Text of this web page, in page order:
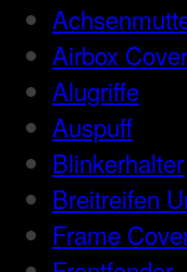
Airbox Cover
Alugriffe
Auspuff
Blinkerhalter
Breitreifen
Frame